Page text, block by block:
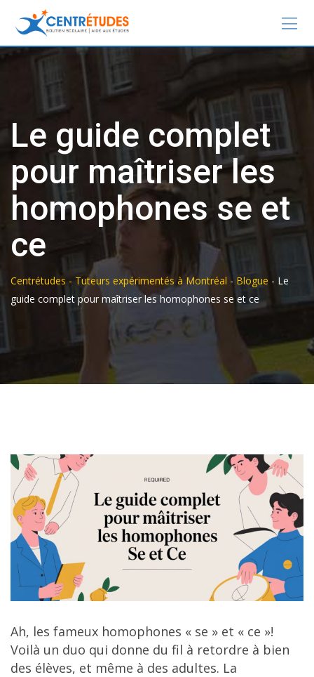
Le guide complet
pour maîtriser les
homophones se et
ce
Centrétudes - Tuteurs expérimentés à Montréal - Blogue - Le
guide complet pour maîtriser les homophones se et ce
Ah, les fameux homophones « se » et « ce »!
Voilà un duo qui donne du fil à retordre à bien
des élèves, et même à des adultes. La